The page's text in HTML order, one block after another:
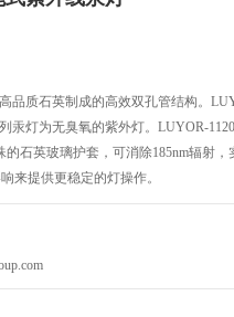
品质石英制成的高效双孔管结构。
汞灯为无臭氧的紫外灯。LUYOR-
石英玻璃护套，可消除185nm辐射，
来提供更稳定的灯操作。